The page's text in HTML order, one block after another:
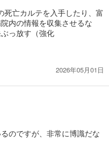
亡カルテを入手したり、富
内の情報を収集させるな
っ放す（強化
2026年05月01日
のですが、非常に博識だな